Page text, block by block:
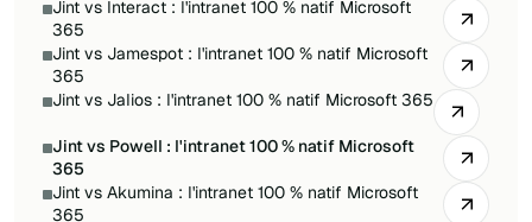
Jint vs Interact : l'intranet 100 % natif Microsoft
365
Jint vs Jamespot : l'intranet 100 % natif Microsoft
365
Jint vs Jalios : l'intranet 100 % natif Microsoft 365
Jint vs Powell : l'intranet 100 % natif Microsoft
365
Jint vs Akumina : l'intranet 100 % natif Microsoft
365